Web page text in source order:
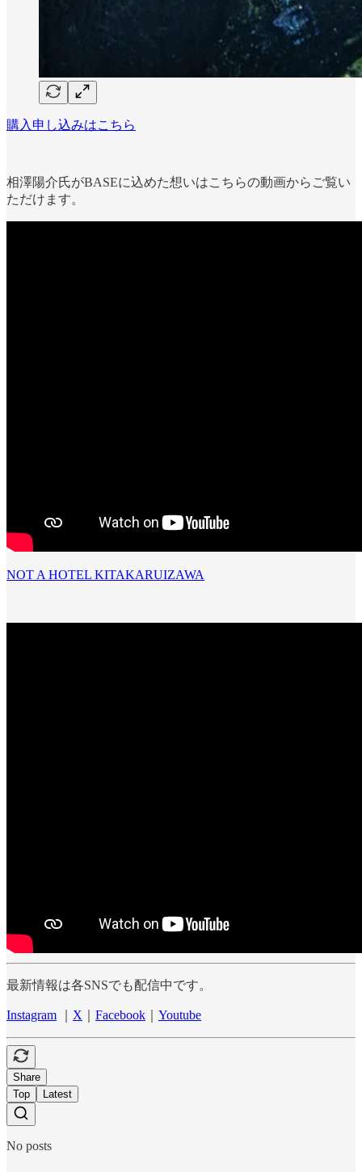
購入申し込みはこちら
相澤陽介氏がBASEに込めた想いはこちらの動画からご覧い
ただけます。
NOT A HOTEL KITAKARUIZAWA
最新情報は各SNSでも配信中です。
Instagram X Facebook Youtube
Share
Top
Latest
No posts